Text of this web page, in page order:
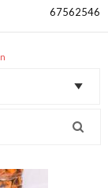
67562546